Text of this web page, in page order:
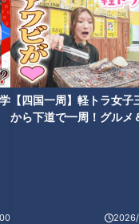
【四国一周】軽トラ女子
から下道で一周！グルメ